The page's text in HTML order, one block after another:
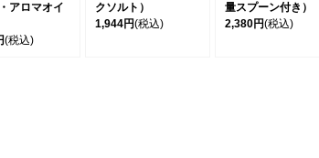
アロマオイ
(税込)
クソルト）
1,944円(税込)
量スプーン付き）
2,380円(税込)